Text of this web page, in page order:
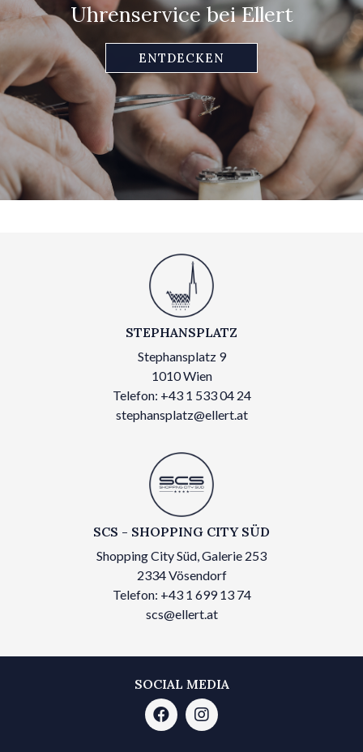
Uhrenservice bei Ellert
ENTDECKEN
STEPHANSPLATZ
Stephansplatz 9
1010 Wien
Telefon: +43 1 533 04 24
stephansplatz@ellert.at
SCS - SHOPPING CITY SÜD
Shopping City Süd, Galerie 253
2334 Vösendorf
Telefon: +43 1 699 13 74
scs@ellert.at
SOCIAL MEDIA